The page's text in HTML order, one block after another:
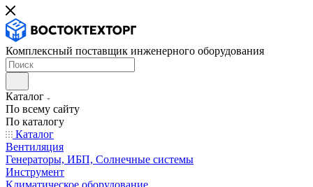
Комплексный поставщик инженерного оборудования
Каталог
По всему сайту
По каталогу
Каталог
Вентиляция
Генераторы, ИБП, Солнечные системы
Инструмент
Климатическое оборудование